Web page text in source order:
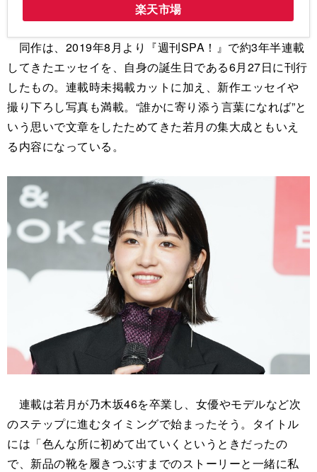
楽天市場
同作は、2019年8月より『週刊SPA！』で約3年半連載
してきたエッセイを、自身の誕生日である6月27日に刊行
したもの。連載時未掲載カットに加え、新作エッセイや
撮り下ろし写真も満載。“誰かに寄り添う言葉になれば”と
いう思いで文章をしたためてきた若月の集大成ともいえ
る内容になっている。
連載は若月が乃木坂46を卒業し、女優やモデルなど次
のステップに進むタイミングで始まったそう。タイトル
には「色んな所に初めて出ていくというときだったの
で、新品の靴を履きつぶすまでのストーリーと一緒に私